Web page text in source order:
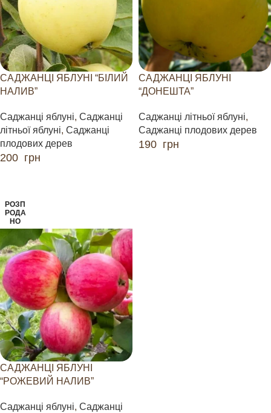
САДЖАНЦІ ЯБЛУНІ “БІЛИЙ
НАЛИВ”
Саджанці яблуні, Саджанці
літньої яблуні, Саджанці
плодових дерев
200 грн
САДЖАНЦІ ЯБЛУНІ
“ДОНЕШТА”
Саджанці літньої яблуні,
Саджанці плодових дерев
190 грн
РОЗП
РОДА
НО
САДЖАНЦІ ЯБЛУНІ
“РОЖЕВИЙ НАЛИВ”
Саджанці яблуні, Саджанці